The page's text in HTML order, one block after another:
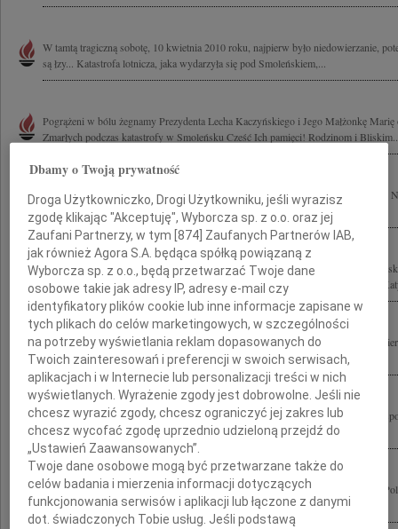
W tamtą tragiczną sobotę, 10 kwietnia 2010 roku, najpierw było niedowierzanie,
są łzy... Katastrofa lotnicza, jaka wydarzyła się pod Smoleńskiem,...
Pogrążeni w bólu żegnamy Prezydenta Lecha Kaczyńskiego i Jego Małżonkę
Zmarłych podczas katastrofy w Smoleńsku Cześć Ich pamięci! Rodzinom i
Tragiczne chwile pod Smoleńskiem pogrążyły Naród Polski w cierpieniu i żałobie.
rozmiarze strata tylu wybitnych Osób, wśród których los naznaczył...
Jesteśmy głęboko poruszeni tragiczną śmiercią Prezydenta RP Pana Lecha
Kaczyńskiej oraz wszystkich Uczestników dramatycznie przerwanej podróży do
Wstrząśnięci tragedią, jaka dotknęła Polskę, łączymy się w bólu i modlitwie po
Prezydenta Rzeczypospolitej Polskiej i Jego Małżonki Marii Kaczyńskiej oraz...
Społeczność chińska, głęboko poruszona tragiczną śmiercią Prezydenta
Kaczyńskiego Jego Żony Pani Marii Kaczyńskiej oraz Wszystkich Osób które...
W najgłębszym bólu żegnamy Lecha Kaczyńskiego Prezydenta Rzeczypospolitej
oraz Wszystkie Ofiary tragedii pod Smoleńskiem Wyrazy żalu i współczucia...
Dbamy o Twoją prywatność
Droga Użytkowniczko, Drogi Użytkowniku, jeśli wyrazisz
zgodę klikając "Akceptuję", Wyborcza sp. z o.o. oraz jej
Zaufani Partnerzy, w tym [874 ] Zaufanych Partnerów IAB,
jak również Agora S.A. będąca spółką powiązaną z
Wyborcza sp. z o.o., będą przetwarzać Twoje dane
osobowe takie jak adresy IP, adresy e-mail czy
identyfikatory plików cookie lub inne informacje zapisane w
tych plikach do celów marketingowych, w szczególności
na potrzeby wyświetlania reklam dopasowanych do
Twoich zainteresowań i preferencji w swoich serwisach,
aplikacjach i w Internecie lub personalizacji treści w nich
wyświetlanych. Wyrażenie zgody jest dobrowolne. Jeśli nie
chcesz wyrazić zgody, chcesz ograniczyć jej zakres lub
chcesz wycofać zgodę uprzednio udzieloną przejdź do
„Ustawień Zaawansowanych”.
Twoje dane osobowe mogą być przetwarzane także do
celów badania i mierzenia informacji dotyczących
funkcjonowania serwisów i aplikacji lub łączone z danymi
dot. świadczonych Tobie usług. Jeśli podstawą